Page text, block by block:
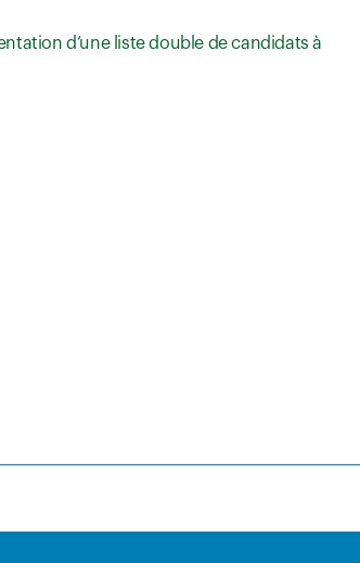
d’une liste double de candidats à